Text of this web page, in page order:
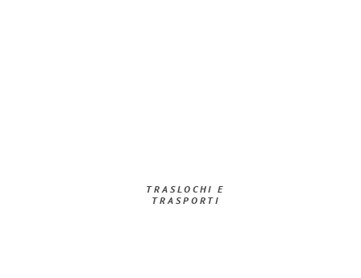
TRASLOCHI E
TRASPORTI​